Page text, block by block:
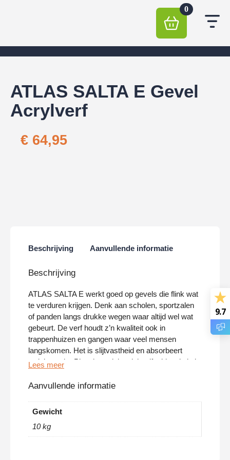
0
ATLAS SALTA E Gevel
Acrylverf
€ 64,95
Beschrijving Aanvullende informatie
Beschrijving
ATLAS SALTA E werkt goed op gevels die flink wat
te verduren krijgen. Denk aan scholen, sportzalen
of panden langs drukke wegen waar altijd wel wat
gebeurt. De verf houdt z’n kwaliteit ook in
trappenhuizen en gangen waar veel mensen
langskomen. Het is slijtvastheid en absorbeert
weinig vocht. Plus, het reinigt zichzelf – ideaal als je
voor gevels compenseert de spanning door
Aanvullende informatie
Gewicht
10 kg
9.7